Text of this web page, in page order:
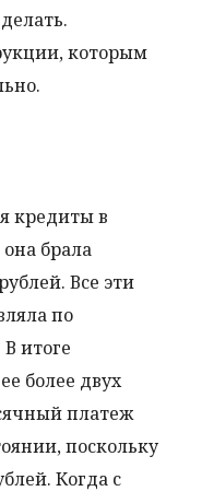
которым
кредиты в
брала
Все эти
по
итоге
более двух
платеж
поскольку
Когда с